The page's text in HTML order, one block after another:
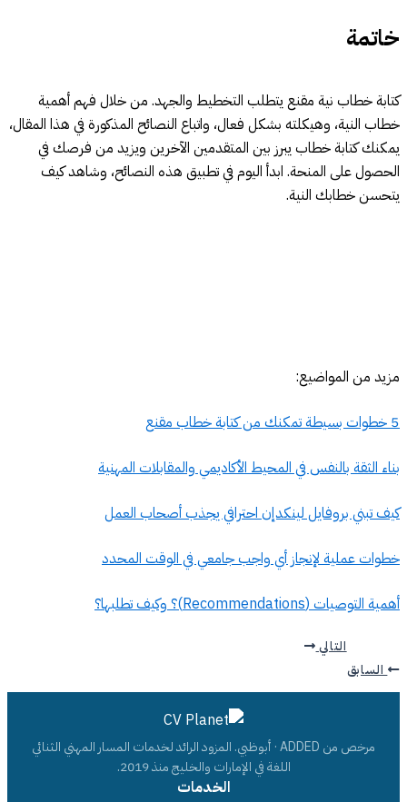
خاتمة
كتابة خطاب نية مقنع يتطلب التخطيط والجهد. من خلال فهم أهمية
خطاب النية، وهيكلته بشكل فعال، واتباع النصائح المذكورة في هذا المقال،
يمكنك كتابة خطاب يبرز بين المتقدمين الآخرين ويزيد من فرصك في
الحصول على المنحة. ابدأ اليوم في تطبيق هذه النصائح، وشاهد كيف
يتحسن خطابك النية.
مزيد من المواضيع:
5 خطوات بسيطة تمكنك من كتابة خطاب مقنع
بناء الثقة بالنفس في المحيط الأكاديمي والمقابلات المهنية
كيف تبني بروفايل لينكدإن احترافي يجذب أصحاب العمل
خطوات عملية لإنجاز أي واجب جامعي في الوقت المحدد
أهمية التوصيات (Recommendations)؟ وكيف تطلبها؟
السابق
التالي
مرخص من ADDED · أبوظبي. المزود الرائد لخدمات المسار المهني الثنائي
اللغة في الإمارات والخليج منذ 2019.
الخدمات